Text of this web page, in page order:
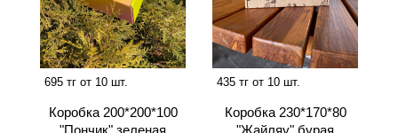
695 тг от 10 шт.
Коробка 200*200*100
435 тг от 10 шт.
Коробка 230*170*80